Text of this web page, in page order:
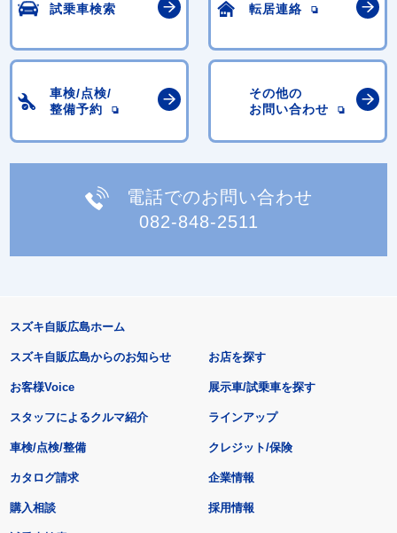
試乗車検索 転居連絡
車検/点検/
整備予約
その他の
お問い合わせ
電話でのお問い合わせ
082-848-2511
スズキ自販広島ホーム
スズキ自販広島からのお知らせ
お客様Voice
スタッフによるクルマ紹介
お店を探す
展示車/試乗車を探す
ラインアップ
車検/点検/整備 クレジット/保険
カタログ請求
購入相談
企業情報
採用情報